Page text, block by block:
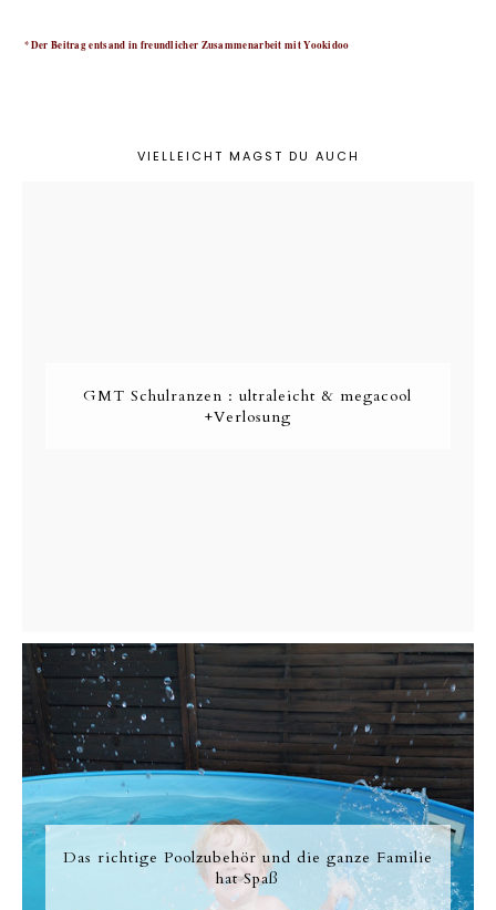
*Der Beitrag entsand in freundlicher Zusammenarbeit mit Yookidoo
VIELLEICHT MAGST DU AUCH
GMT Schulranzen : ultraleicht & megacool
+Verlosung
Das richtige Poolzubehör und die ganze Familie
hat Spaß